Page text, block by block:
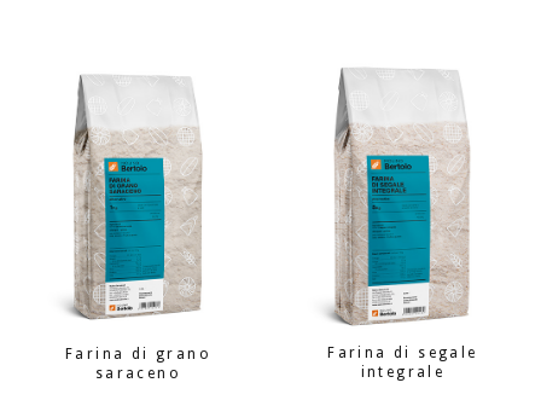
Farina di grano
saraceno
Farina di segale
integrale